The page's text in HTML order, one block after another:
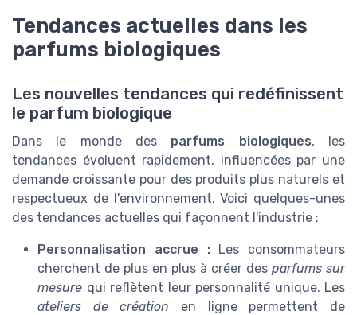
Tendances actuelles dans les
parfums biologiques
Les nouvelles tendances qui redéfinissent
le parfum biologique
Dans le monde des parfums biologiques, les
tendances évoluent rapidement, influencées par une
demande croissante pour des produits plus naturels et
respectueux de l'environnement. Voici quelques-unes
des tendances actuelles qui façonnent l'industrie :
Personnalisation accrue :Les consommateurs
cherchent de plus en plus à créer des parfums sur
mesure qui reflètent leur personnalité unique. Les
ateliers de création en ligne permettent de